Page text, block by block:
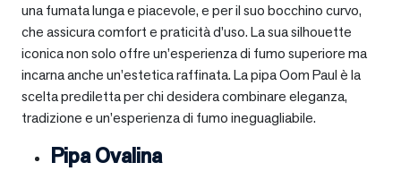
una fumata lunga e piacevole, e per il suo bocchino curvo,
che assicura comfort e praticità d’uso. La sua silhouette
iconica non solo offre un’esperienza di fumo superiore ma
incarna anche un’estetica raffinata. La pipa Oom Paul è la
scelta prediletta per chi desidera combinare eleganza,
tradizione e un’esperienza di fumo ineguagliabile.
Pipa Ovalina